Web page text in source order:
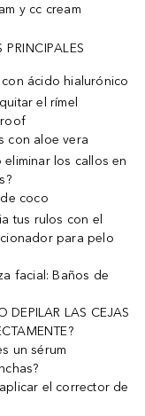
y cc cream
PRINCIPALES
con ácido hialurónico
el rímel
con aloe vera
eliminar los callos en
coco
tus rulos con el
para pelo
facial: Baños de
DEPILAR LAS CEJAS
un sérum
el corrector de